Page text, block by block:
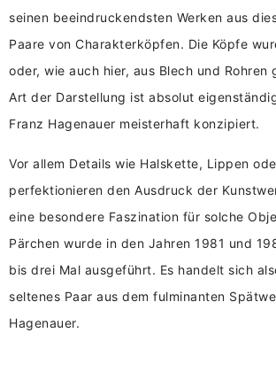
seinen beeindruckendsten Werken aus
Paare von Charakterköpfen. Die Köpfe
oder, wie auch hier, aus Blech und Rohren
Art der Darstellung ist absolut
Franz Hagenauer meisterhaft konzipiert.
Vor allem Details wie Halskette, Lippen
perfektionieren den Ausdruck der
eine besondere Faszination für solche
Pärchen wurde in den Jahren 1981 und
bis drei Mal ausgeführt. Es handelt sich
seltenes Paar aus dem fulminanten
Hagenauer.